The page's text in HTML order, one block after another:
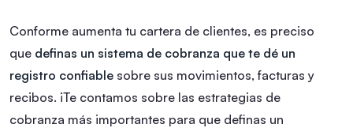
Conforme aumenta tu cartera de clientes, es preciso
que definas un sistema de cobranza que te dé un
registro confiable sobre sus movimientos, facturas y
recibos. ¡Te contamos sobre las estrategias de
cobranza más importantes para que definas un